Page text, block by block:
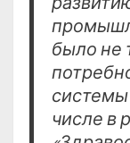
было не
системы
числе в